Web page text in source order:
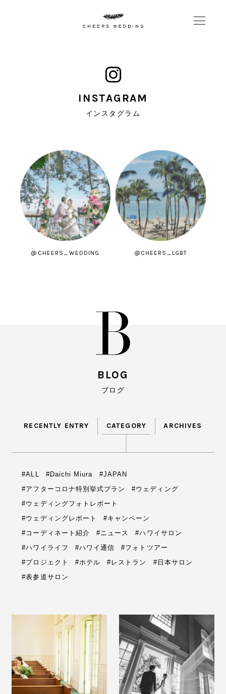
INSTAGRAM
インスタグラム
@CHEERS_WEDDING @CHEERS_LGBT
BLOG
ブログ
RECENTLY ENTRY CATEGORY ARCHIVES
#ALL #Daichi Miura
#JAPAN
#アフターコロナ特別挙式プラン
#ウェディング
#ウェディングフォトレポート
#ウェディングレポート
#キャンペーン
#コーディネート紹介
#ニュース
#ハワイサロン
#ハワイライフ
#ハワイ通信
#フォトツアー
#プロジェクト
#ホテル #レストラン
#日本サロン
#表参道サロン